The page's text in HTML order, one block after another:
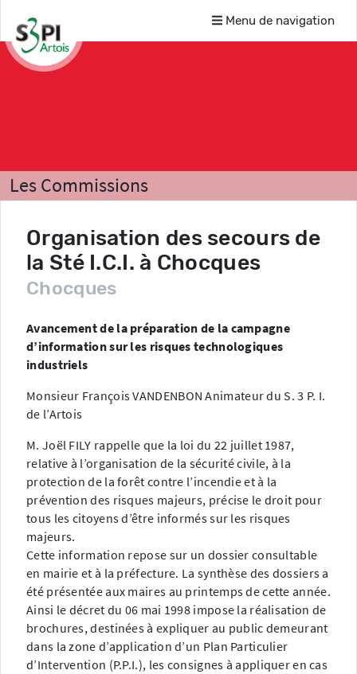
Menu de navigation
Les Commissions
Comptes-rendus
Organisation des secours de
la Sté I.C.I. à Chocques
Chocques
Avancement de la préparation de la campagne
d’information sur les risques technologiques
industriels
Monsieur François VANDENBON Animateur du S. 3 P. I.
de l’Artois
M. Joël FILY rappelle que la loi du 22 juillet 1987,
relative à l’organisation de la sécurité civile, à la
protection de la forêt contre l’incendie et à la
prévention des risques majeurs, précise le droit pour
tous les citoyens d’être informés sur les risques
majeurs.
Cette information repose sur un dossier consultable
en mairie et à la préfecture. La synthèse des dossiers a
été présentée aux maires au printemps de cette année.
Ainsi le décret du 06 mai 1998 impose la réalisation de
brochures, destinées à expliquer au public demeurant
dans la zone d’application d’un Plan Particulier
d’Intervention (P.P.I.), les consignes à appliquer en cas